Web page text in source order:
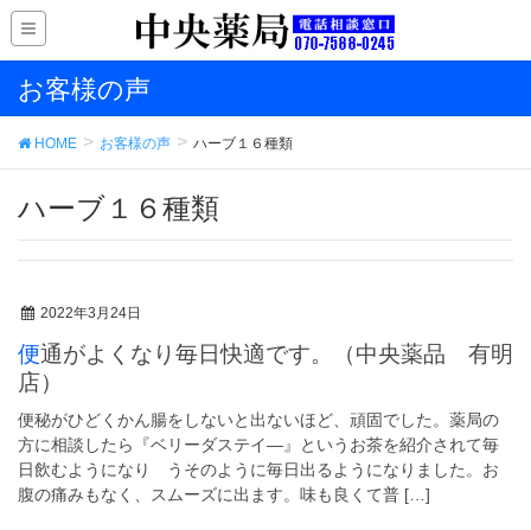
お客様の声
HOME お客様の声 ハーブ１６種類
ハーブ１６種類
2022年3月24日
便通がよくなり毎日快適です。（中央薬品 有明
店）
便秘がひどくかん腸をしないと出ないほど、頑固でした。薬局の
方に相談したら『ベリーダステイ―』というお茶を紹介されて毎
日飲むようになり うそのように毎日出るようになりました。お
腹の痛みもなく、スムーズに出ます。味も良くて普 […]